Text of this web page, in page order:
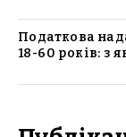
Податкова
18-60 років: з